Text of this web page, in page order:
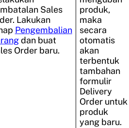
Sales
Lakukan
Pengembalian
dan buat
Order baru.
produk,
maka
secara
otomatis
akan
terbentuk
tambahan
formulir
Delivery
Order untuk
produk
yang baru.